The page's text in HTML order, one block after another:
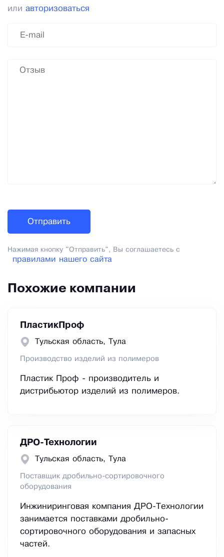
или авторизоваться
Нажимая кнопку "Отправить", Вы соглашаетесь с
правилами нашего сайта
Похожие компании
ПластикПроф
Тульская область, Тула
Производство изделий из полимеров
Пластик Проф - производитель и
дистрибьютор изделий из полимеров.
ДРО-Технологии
Тульская область, Тула
Поставщик дробильно-сортировочного
оборудования
Инжиниринговая компания ДРО-Технологии
занимается поставками дробильно-
сортировочного оборудования и запасных
частей.